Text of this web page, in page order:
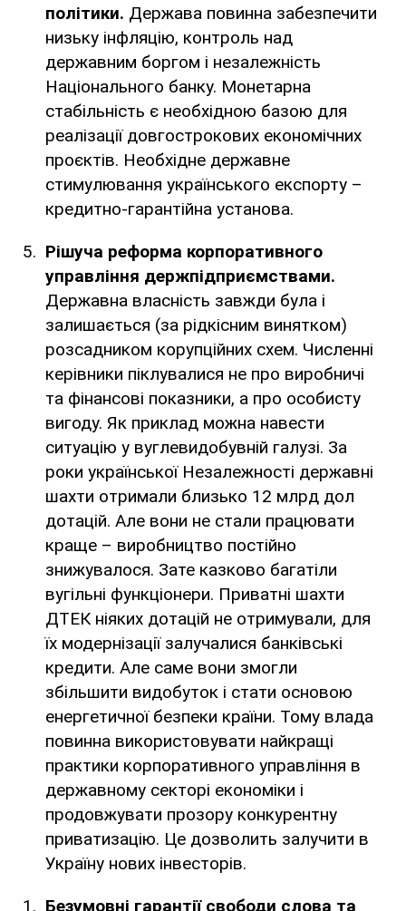
політики. Держава повинна забезпечити
низьку інфляцію, контроль над
державним боргом і незалежність
Національного банку. Монетарна
стабільність є необхідною базою для
реалізації довгострокових економічних
проєктів. Необхідне державне
стимулювання українського експорту –
кредитно-гарантійна установа.
Рішуча реформа корпоративного
управління держпідприємствами.
Державна власність завжди була і
залишається (за рідкісним винятком)
розсадником корупційних схем. Численні
керівники піклувалися не про виробничі
та фінансові показники, а про особисту
вигоду. Як приклад можна навести
ситуацію у вуглевидобувній галузі. За
роки української Незалежності державні
шахти отримали близько 12 млрд дол
дотацій. Але вони не стали працювати
краще – виробництво постійно
знижувалося. Зате казково багатіли
вугільні функціонери. Приватні шахти
ДТЕК ніяких дотацій не отримували, для
їх модернізації залучалися банківські
кредити. Але саме вони змогли
збільшити видобуток і стати основою
енергетичної безпеки країни. Тому влада
повинна використовувати найкращі
практики корпоративного управління в
державному секторі економіки і
продовжувати прозору конкурентну
приватизацію. Це дозволить залучити в
Україну нових інвесторів.
Безумовні гарантії свободи слова та